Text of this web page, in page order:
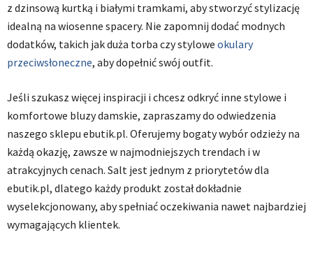
z dzinsową kurtką i białymi tramkami, aby stworzyć stylizację
idealną na wiosenne spacery. Nie zapomnij dodać modnych
dodatków, takich jak duża torba czy stylowe okulary
przeciwsłoneczne, aby dopełnić swój outfit.
Jeśli szukasz więcej inspiracji i chcesz odkryć inne stylowe i
komfortowe bluzy damskie, zapraszamy do odwiedzenia
naszego sklepu ebutik.pl. Oferujemy bogaty wybór odzieży na
każdą okazję, zawsze w najmodniejszych trendach i w
atrakcyjnych cenach. Salt jest jednym z priorytetów dla
ebutik.pl, dlatego każdy produkt został dokładnie
wyselekcjonowany, aby spełniać oczekiwania nawet najbardziej
wymagających klientek.